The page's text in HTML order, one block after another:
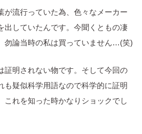
が流行っていた為、色々なメーカー
出していたんです。今聞くともの凄
勿論当時の私は買っていません…(笑)
証明されない物です。そして今回の
も疑似科学用語なので科学的に証明
これを知った時かなりショックでし